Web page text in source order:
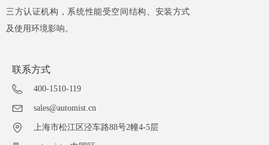
三方认证机构，系统性能受空间结构、安装方式
及使用环境影响。
400-1510-119
sales@automist.cn
上海市松江区泾车路88号2幢4-5层
联系方式